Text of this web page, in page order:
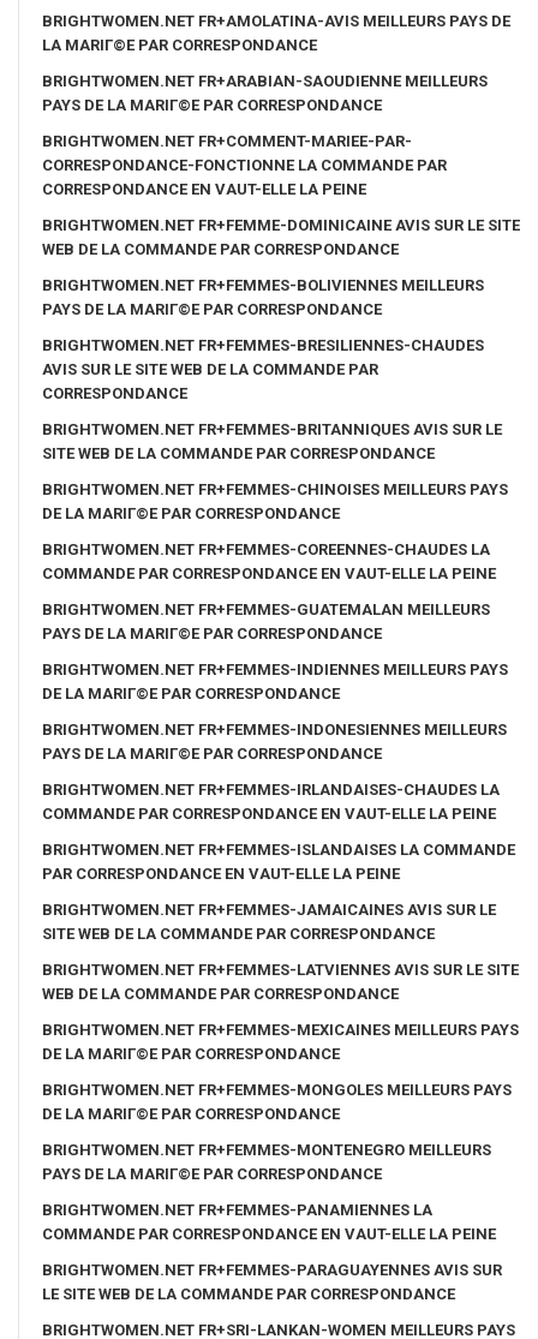
BRIGHTWOMEN.NET FR+AMOLATINA-AVIS MEILLEURS PAYS DE
LA MARIГ©E PAR CORRESPONDANCE
BRIGHTWOMEN.NET FR+ARABIAN-SAOUDIENNE MEILLEURS
PAYS DE LA MARIГ©E PAR CORRESPONDANCE
BRIGHTWOMEN.NET FR+COMMENT-MARIEE-PAR-
CORRESPONDANCE-FONCTIONNE LA COMMANDE PAR
CORRESPONDANCE EN VAUT-ELLE LA PEINE
BRIGHTWOMEN.NET FR+FEMME-DOMINICAINE AVIS SUR LE SITE
WEB DE LA COMMANDE PAR CORRESPONDANCE
BRIGHTWOMEN.NET FR+FEMMES-BOLIVIENNES MEILLEURS
PAYS DE LA MARIГ©E PAR CORRESPONDANCE
BRIGHTWOMEN.NET FR+FEMMES-BRESILIENNES-CHAUDES
AVIS SUR LE SITE WEB DE LA COMMANDE PAR
CORRESPONDANCE
BRIGHTWOMEN.NET FR+FEMMES-BRITANNIQUES AVIS SUR LE
SITE WEB DE LA COMMANDE PAR CORRESPONDANCE
BRIGHTWOMEN.NET FR+FEMMES-CHINOISES MEILLEURS PAYS
DE LA MARIГ©E PAR CORRESPONDANCE
BRIGHTWOMEN.NET FR+FEMMES-COREENNES-CHAUDES LA
COMMANDE PAR CORRESPONDANCE EN VAUT-ELLE LA PEINE
BRIGHTWOMEN.NET FR+FEMMES-GUATEMALAN MEILLEURS
PAYS DE LA MARIГ©E PAR CORRESPONDANCE
BRIGHTWOMEN.NET FR+FEMMES-INDIENNES MEILLEURS PAYS
DE LA MARIГ©E PAR CORRESPONDANCE
BRIGHTWOMEN.NET FR+FEMMES-INDONESIENNES MEILLEURS
PAYS DE LA MARIГ©E PAR CORRESPONDANCE
BRIGHTWOMEN.NET FR+FEMMES-IRLANDAISES-CHAUDES LA
COMMANDE PAR CORRESPONDANCE EN VAUT-ELLE LA PEINE
BRIGHTWOMEN.NET FR+FEMMES-ISLANDAISES LA COMMANDE
PAR CORRESPONDANCE EN VAUT-ELLE LA PEINE
BRIGHTWOMEN.NET FR+FEMMES-JAMAICAINES AVIS SUR LE
SITE WEB DE LA COMMANDE PAR CORRESPONDANCE
BRIGHTWOMEN.NET FR+FEMMES-LATVIENNES AVIS SUR LE SITE
WEB DE LA COMMANDE PAR CORRESPONDANCE
BRIGHTWOMEN.NET FR+FEMMES-MEXICAINES MEILLEURS PAYS
DE LA MARIГ©E PAR CORRESPONDANCE
BRIGHTWOMEN.NET FR+FEMMES-MONGOLES MEILLEURS PAYS
DE LA MARIГ©E PAR CORRESPONDANCE
BRIGHTWOMEN.NET FR+FEMMES-MONTENEGRO MEILLEURS
PAYS DE LA MARIГ©E PAR CORRESPONDANCE
BRIGHTWOMEN.NET FR+FEMMES-PANAMIENNES LA
COMMANDE PAR CORRESPONDANCE EN VAUT-ELLE LA PEINE
BRIGHTWOMEN.NET FR+FEMMES-PARAGUAYENNES AVIS SUR
LE SITE WEB DE LA COMMANDE PAR CORRESPONDANCE
BRIGHTWOMEN.NET FR+SRI-LANKAN-WOMEN MEILLEURS PAYS